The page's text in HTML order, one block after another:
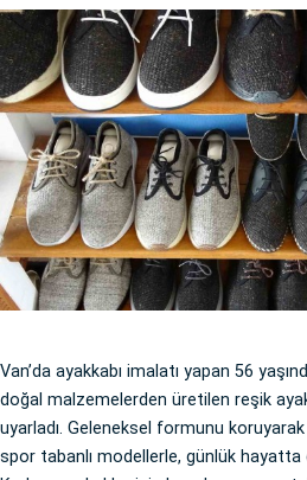
Van’da ayakkabı imalatı yapan 56
doğal malzemelerden üretilen reşik
uyarladı. Geleneksel formunu
spor tabanlı modellerle, günlük hayatta